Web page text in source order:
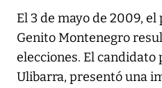
El 3 de mayo de 2009,
Genito Montenegro
elecciones. El candidato
Ulibarra, presentó una